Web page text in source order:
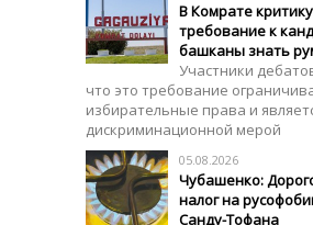
В Комрате
требование к
башканы знать
Участники
что это требование
избирательные права и
дискриминационной мерой
05.08.2026
Чубашенко:
налог на
Санду-Тофана